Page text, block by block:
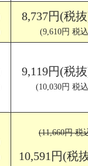
8,737円(税
(9,610円 税
9,119円(税
(10,030円 税
(11,660円 税
10,591円(税